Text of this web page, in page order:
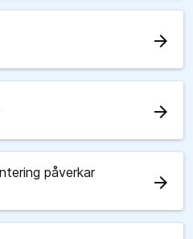
arrow_forward
arrow_forward
påverkar
arrow_forward